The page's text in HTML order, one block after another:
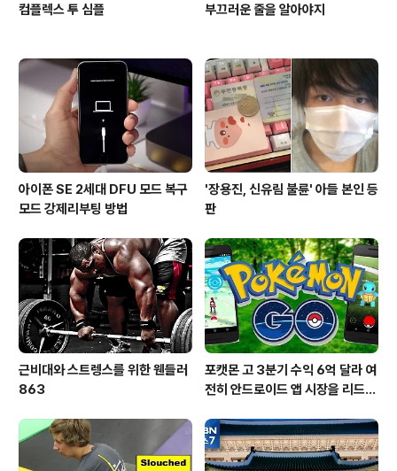
컴플렉스 투 심플 부끄러운 줄을 알아야지
아이폰 SE 2세대 DFU 모드 복구
모드 강제리부팅 방법
'장용진, 신유림 불륜' 아들 본인 등
판
근비대와 스트렝스를 위한 웬들러
863
포캣몬 고 3분기 수익 6억 달라 여
전히 안드로이드 앱 시장을 리드